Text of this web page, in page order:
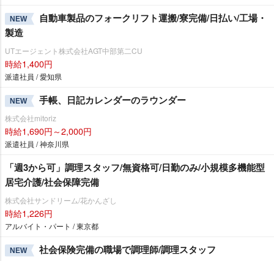
NEW
自動車製品のフォークリフト運搬/寮完備/日払い/工場・
製造
UTエージェント株式会社AGT中部第二CU
時給1,400円
派遣社員 / 愛知県
NEW 手帳、日記カレンダーのラウンダー
株式会社mitoriz
時給1,690円～2,000円
派遣社員 / 神奈川県
「週3から可」調理スタッフ/無資格可/日勤のみ/小規模多機能型
居宅介護/社会保障完備
株式会社サンドリーム/花かんざし
時給1,226円
アルバイト・パート / 東京都
NEW 社会保険完備の職場で調理師/調理スタッフ